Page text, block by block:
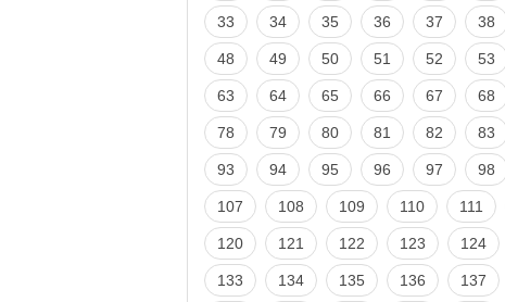
33 34 35 36 37 38
48 49 50 51 52 53
63 64 65 66 67 68
78 79 80 81 82 83
93 94 95 96 97 98
107 108 109 110 111
120 121 122 123 124
133 134 135 136 137